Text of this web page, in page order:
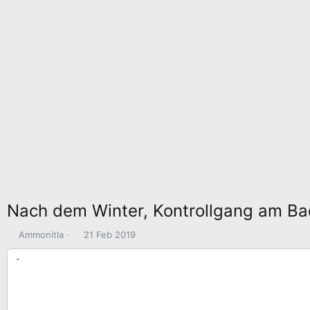
Nach dem Winter, Kontrollgang am
E
r
s
Ammonitla
E
r
21 Feb 2019